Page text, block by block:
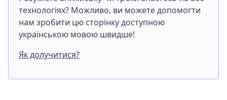
технологіях? Можливо, ви можете допомогти
нам зробити цю сторінку доступною
українською мовою швидше!
Як долучитися?